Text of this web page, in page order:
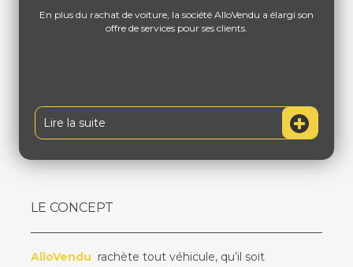
En plus du rachat de voiture, la société AlloVendu a élargi son
offre de services pour ses clients.
Lire la suite
LE CONCEPT
AlloVendu rachète tout véhicule, qu’il soit